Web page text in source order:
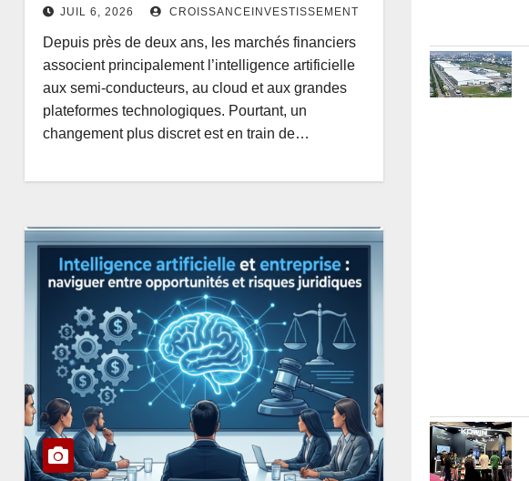
JUIL 6, 2026 CROISSANCEINVESTISSEMENT
Depuis près de deux ans, les marchés financiers
associent principalement l’intelligence artificielle
aux semi-conducteurs, au cloud et aux grandes
plateformes technologiques. Pourtant, un
changement plus discret est en train de…